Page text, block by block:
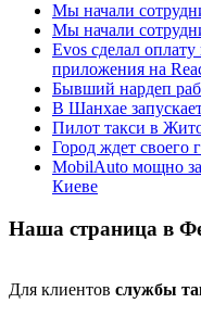
Мы начали
Мы начали
Evos сделал
приложения на
Бывший нардеп
В Шанхае
Пилот такси в
Город ждет своего
MobilAuto мощно
Киеве
Наша страница в
Для клиентов службы